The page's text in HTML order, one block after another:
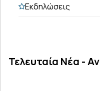
Εκδηλώσεις
Τελευταία Νέα -